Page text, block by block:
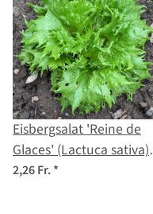
Eisbergsalat 'Reine de
Glaces' (Lactuca sativa)
Samen
2,26 Fr.*